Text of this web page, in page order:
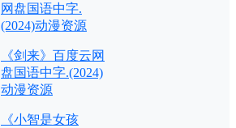
网盘国语中字.
(2024)动漫资源
《剑来》百度云网
盘国语中字.(2024)
动漫资源
《小智是女孩